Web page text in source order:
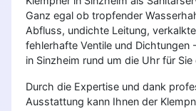
Ganz egal ob tropfender
Abfluss, undichte Leitung,
fehlerhafte Ventile und Dichtungen
in Sinzheim rund um die Uhr für Sie
Durch die Expertise und dank
Ausstattung kann Ihnen der